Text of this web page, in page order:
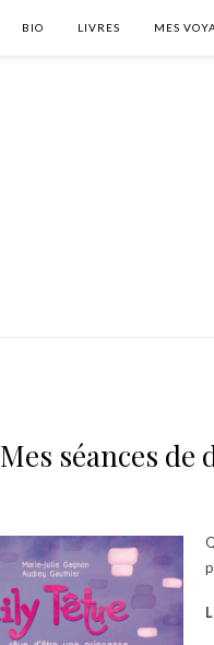
BIO LIVRES MES
Mes séances de